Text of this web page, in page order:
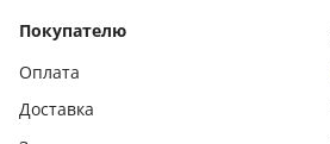
Покупателю
Оплата
Доставка